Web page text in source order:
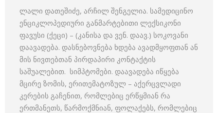
ლალი დათეშიძე, არჩილ შენგელია. სამედიცინო
ენციკლოპედიური განმარტებითი ლექსიკონი
ფავუსი (ქეცი) – (კანისა და ვენ. დაავ.) სოკოვანი
დაავადება. დასნებოვნება ხდება ავადმყოფთან ან
მის ნივთებთან პირდაპირი კონტაქტის
საშუალებით. სიმპტომები. დაავადება იწყება
მცირე ზომის, ერითემატოზულ – აქერცვლადი
კერების გაჩენით, რომლებიც ერწყმიან რა
ერთმანეთს, წარმოქმნიან, ფოლაქებს, რომლებიც